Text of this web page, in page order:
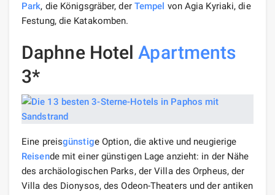
Park, die Königsgräber, der Tempel von Agia Kyriaki, die
Festung, die Katakomben.
Daphne HotelApartments
3*
Eine preisgünstige Option, die aktive und neugierige
Reisende mit einer günstigen Lage anzieht: in der Nähe
des archäologischen Parks, der Villa des Orpheus, der
Villa des Dionysos, des Odeon-Theaters und der antiken